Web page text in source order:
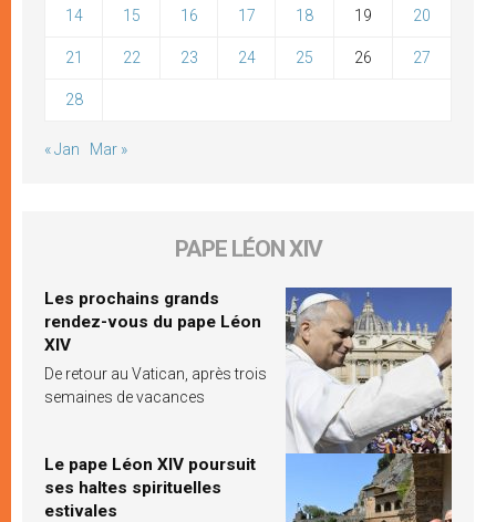
14 15 16 17 18 19 20
21 22 23 24 25 26 27
28
« Jan Mar »
PAPE LÉON XIV
Les prochains grands
rendez-vous du pape Léon
XIV
De retour au Vatican, après trois
semaines de vacances
Le pape Léon XIV poursuit
ses haltes spirituelles
estivales